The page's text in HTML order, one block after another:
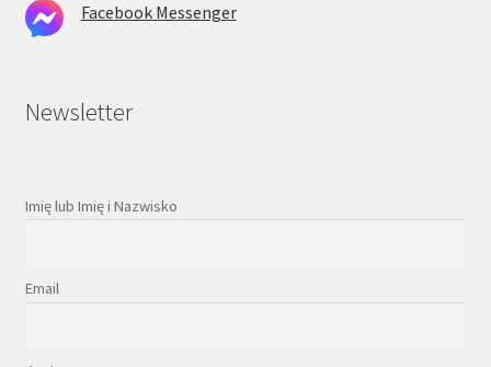
Facebook Messenger
Newsletter
Imię lub Imię i Nazwisko
Email